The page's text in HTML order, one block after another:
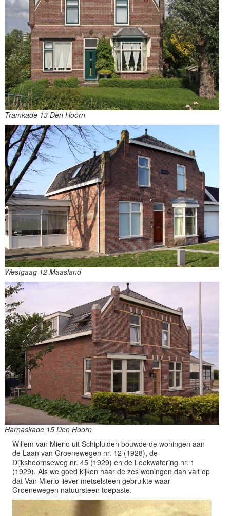
Tramkade 13 Den Hoorn
Westgaag 12 Maasland
Harnaskade 15 Den Hoorn
Willem van Mierlo uit Schipluiden bouwde de woningen aan
de Laan van Groenewegen nr. 12 (1928), de
Dijkshoornseweg nr. 45 (1929) en de Lookwatering nr. 1
(1929). Als we goed kijken naar de zes woningen dan valt op
dat Van Mierlo liever metselsteen gebruikte waar
Groenewegen natuursteen toepaste.